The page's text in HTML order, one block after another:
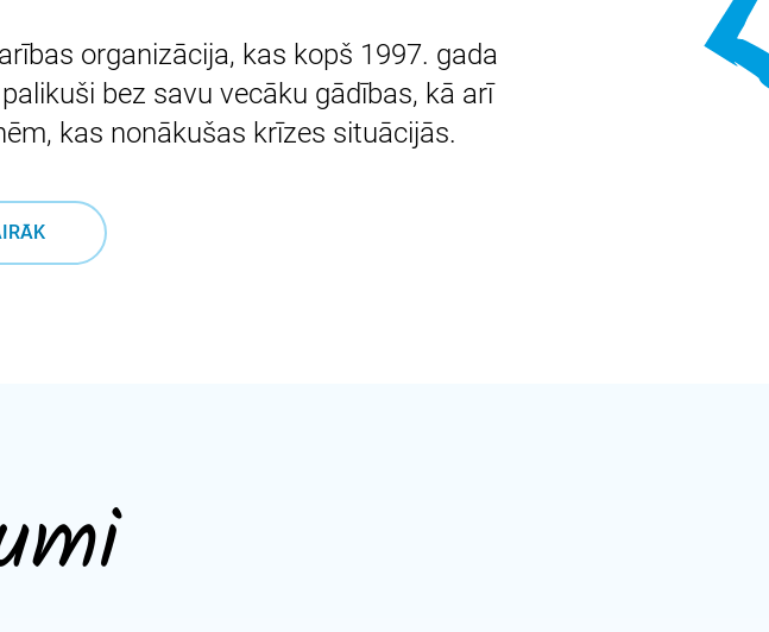
organizācija, kas kopš 1997. gada
bez savu vecāku gādības, kā arī
kas nonākušas krīzes situācijās.